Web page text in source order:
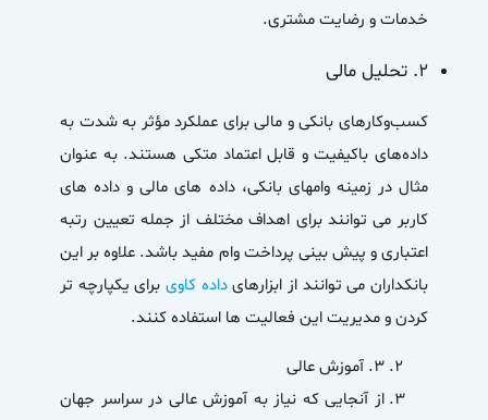
خدمات و رضایت مشتری.
۲. تحلیل مالی
کسب‌وکارهای بانکی و مالی برای عملکرد مؤثر به شدت به
داده‌های باکیفیت و قابل اعتماد متکی هستند. به عنوان
مثال در زمینه وامهای بانکی، داده های مالی و داده های
کاربر می توانند برای اهداف مختلف از جمله تعیین رتبه
اعتباری و پیش بینی پرداخت وام مفید باشد. علاوه بر این
بانکداران می توانند از ابزارهایداده کاویبرای یکپارچه تر
کردن و مدیریت این فعالیت ها استفاده کنند.
۳. آموزش عالی
از آنجایی که نیاز به آموزش عالی در سراسر جهان